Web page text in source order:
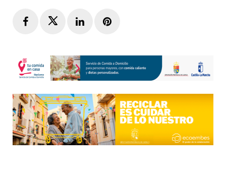
FacebookTwitterLinkedInPinterest